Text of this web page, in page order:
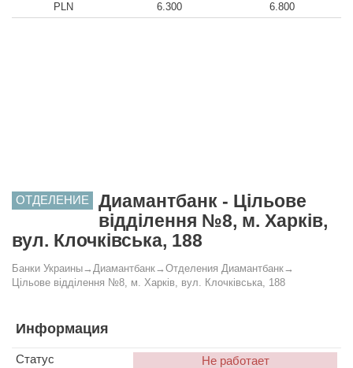
PLN
6.300 6.800
ОТДЕЛЕНИЕ
Диамантбанк - Цільове
відділення №8, м. Харків,
вул. Клочківська, 188
Банки Украины→ Диамантбанк→ Отделения Диамантбанк→
Цільове відділення №8, м. Харків, вул. Клочківська, 188
Информация
Статус
Не работает